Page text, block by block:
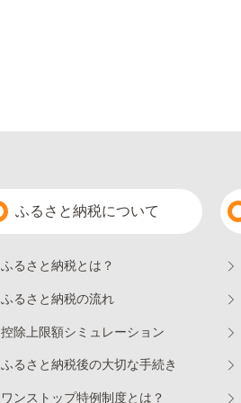
ふるさと納税について
ふるさと納税とは？
ふるさと納税の流れ
控除上限額シミュレーション
ふるさと納税後の大切な手続き
ワンストップ特例制度とは？